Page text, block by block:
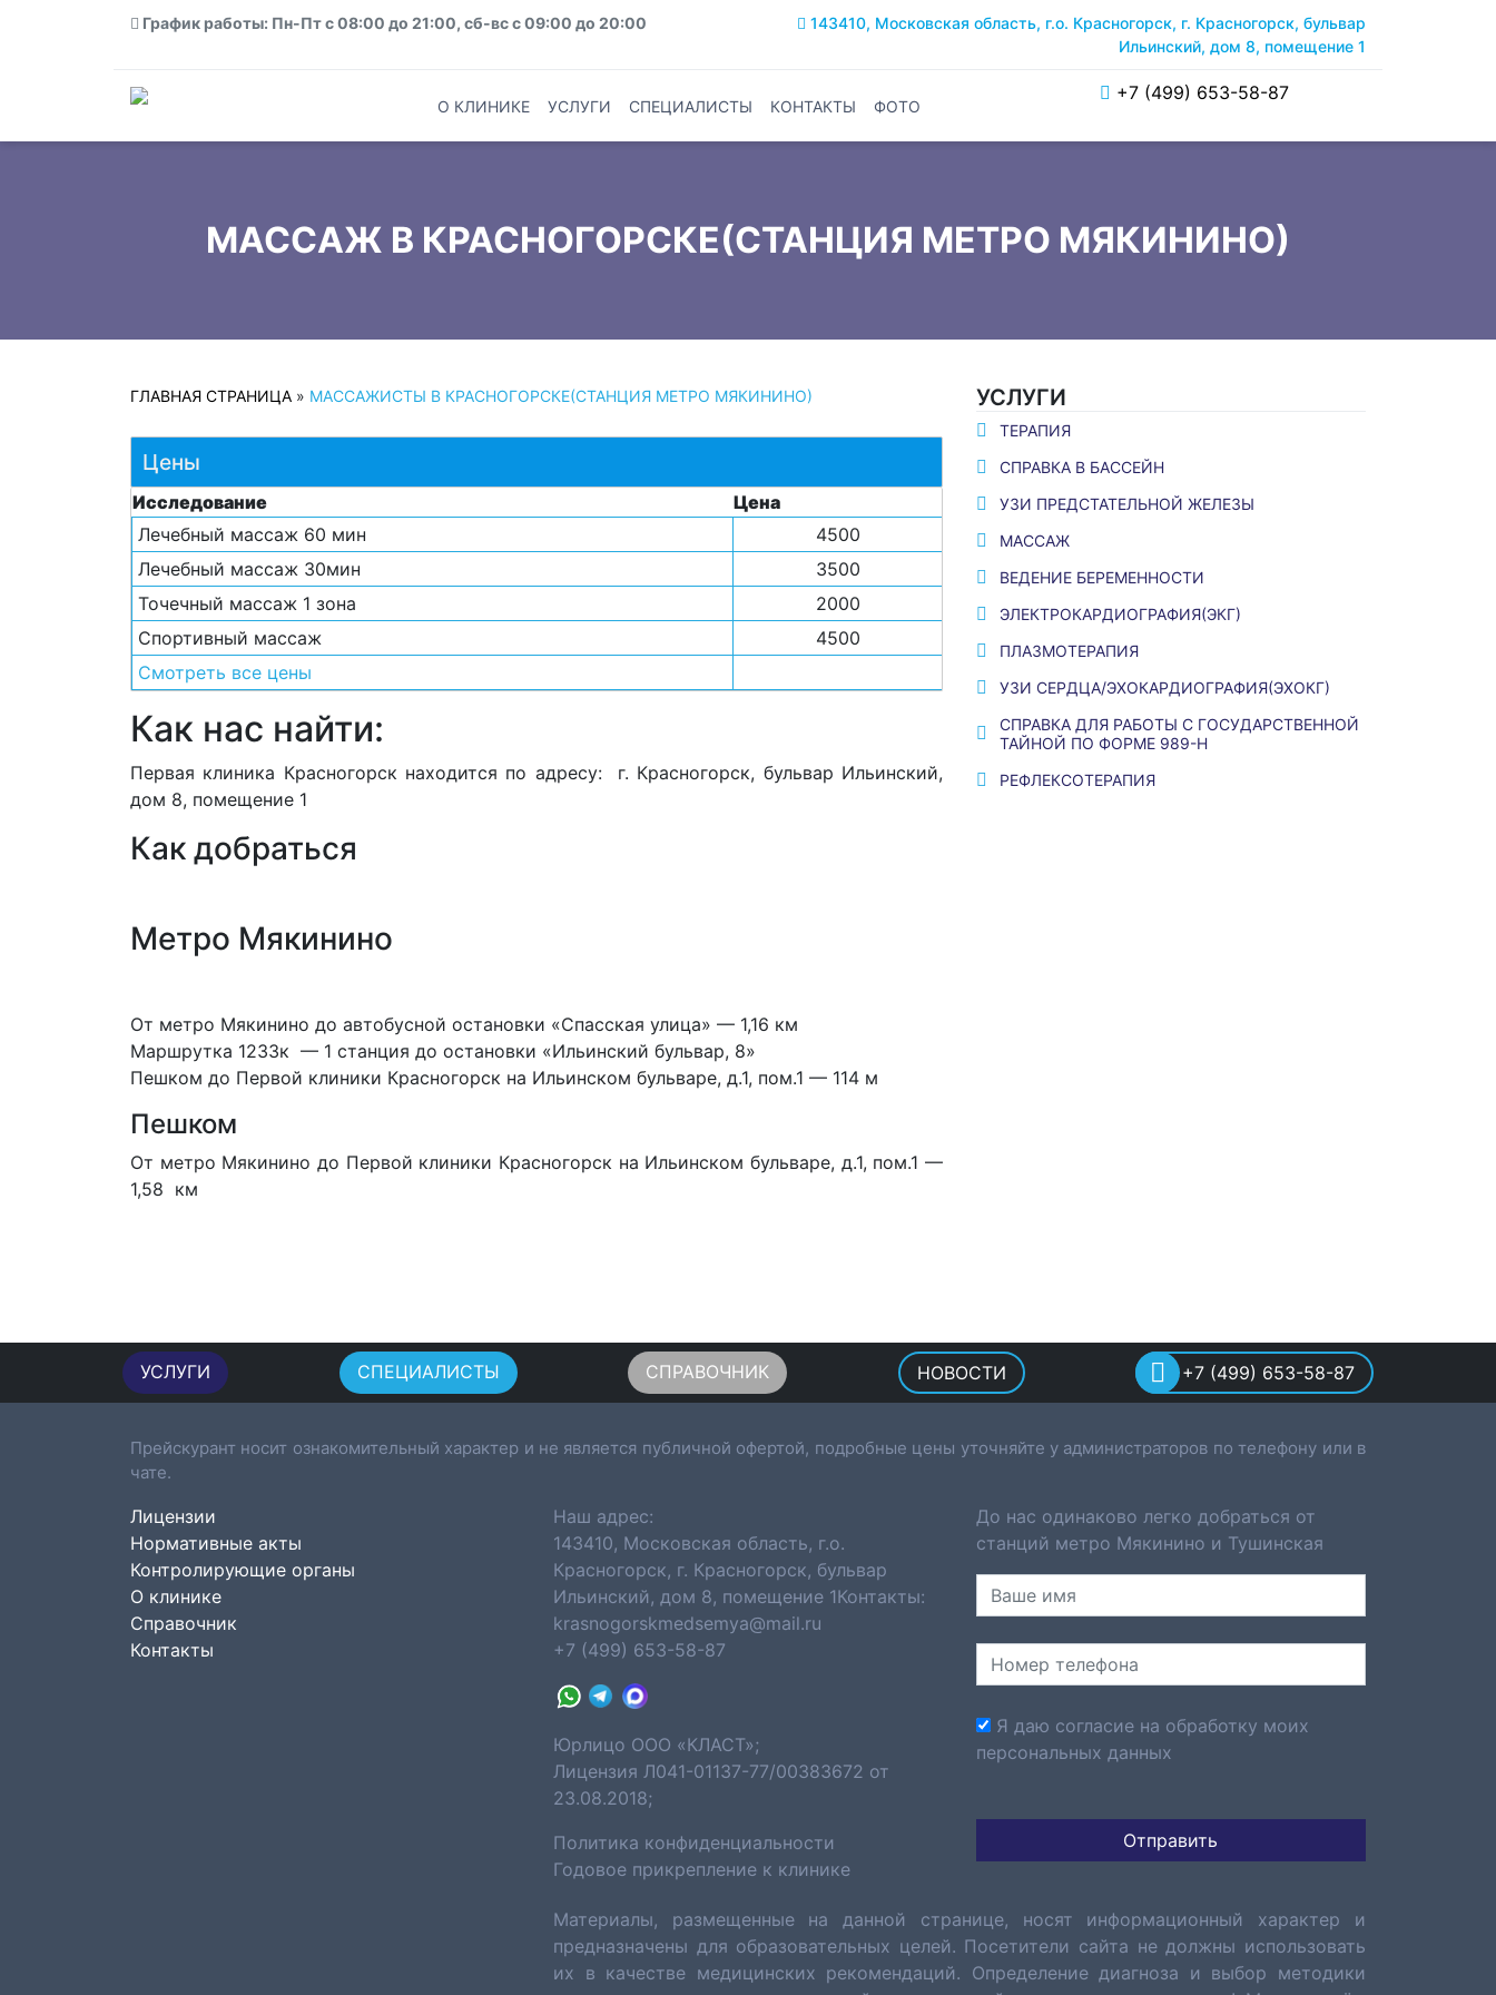
График работы: Пн-Пт с 08:00 до 21:00, сб-вс с 09:00 до 20:00
143410, Московская область, г.о. Красногорск, г. Красногорск, бульвар
Ильинский, дом 8, помещение 1
О КЛИНИКЕ УСЛУГИ СПЕЦИАЛИСТЫ КОНТАКТЫ ФОТО
+7 (499) 653-58-87
МАССАЖ В КРАСНОГОРСКЕ(СТАНЦИЯ МЕТРО МЯКИНИНО)
ГЛАВНАЯ СТРАНИЦА » МАССАЖИСТЫ В КРАСНОГОРСКЕ(СТАНЦИЯ МЕТРО МЯКИНИНО)
Цены
Исследование
Цена
Лечебный массаж 60 мин
4500
Лечебный массаж 30мин
3500
Точечный массаж 1 зона
2000
Спортивный массаж
4500
Смотреть все цены
Как нас найти:
Первая клиника Красногорск находится по адресу: г. Красногорск, бульвар Ильинский,
дом 8, помещение 1
Как добраться
Метро Мякинино
От метро Мякинино до автобусной остановки «Спасская улица» — 1,16 км
Маршрутка 1233к — 1 станция до остановки «Ильинский бульвар, 8»
Пешком до Первой клиники Красногорск на Ильинском бульваре, д.1, пом.1 — 114 м
Пешком
От метро Мякинино до Первой клиники Красногорск на Ильинском бульваре, д.1, пом.1 —
1,58 км
УСЛУГИ
ТЕРАПИЯ
СПРАВКА В БАССЕЙН
УЗИ ПРЕДСТАТЕЛЬНОЙ ЖЕЛЕЗЫ
МАССАЖ
ВЕДЕНИЕ БЕРЕМЕННОСТИ
ЭЛЕКТРОКАРДИОГРАФИЯ(ЭКГ)
ПЛАЗМОТЕРАПИЯ
УЗИ СЕРДЦА/ЭХОКАРДИОГРАФИЯ(ЭХОКГ)
СПРАВКА ДЛЯ РАБОТЫ С ГОСУДАРСТВЕННОЙ
ТАЙНОЙ ПО ФОРМЕ 989-Н
РЕФЛЕКСОТЕРАПИЯ
УСЛУГИ СПЕЦИАЛИСТЫ СПРАВОЧНИК НОВОСТИ +7 (499) 653-58-87
Прейскурант носит ознакомительный характер и не является публичной офертой, подробные цены уточняйте у администраторов по телефону или в
чате.
Лицензии
Нормативные акты
Контролирующие органы
О клинике
Справочник
Контакты
Наш адрес:
143410, Московская область, г.о.
Красногорск, г. Красногорск, бульвар
Ильинский, дом 8, помещение 1Контакты:
krasnogorskmedsemya@mail.ru
+7 (499) 653-58-87
Юрлицо ООО «КЛАСТ»;
Лицензия Л041-01137-77/00383672 от
23.08.2018;
Политика конфиденциальности
Годовое прикрепление к клинике
До нас одинаково легко добраться от
станций метро Мякинино и Тушинская
Я даю согласие на обработку моих
персональных данных
Материалы, размещенные на данной странице, носят информационный характер и
предназначены для образовательных целей. Посетители сайта не должны использовать
их в качестве медицинских рекомендаций. Определение диагноза и выбор методики